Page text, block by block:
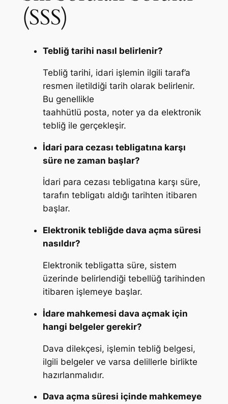
(SSS)
Tebliğ tarihi nasıl belirlenir?
Tebliğ tarihi, idari işlemin ilgili taraf’a
resmen iletildiği tarih olarak belirlenir.
Bu genellikle
taahhütlü posta, noter ya da elektronik
tebliğ ile gerçekleşir.
İdari para cezası tebligatına karşı
süre ne zaman başlar?
İdari para cezası tebligatına karşı süre,
tarafın tebligatı aldığı tarihten itibaren
başlar.
Elektronik tebliğde dava açma süresi
nasıldır?
Elektronik tebligatta süre, sistem
üzerinde belirlendiği tebellüğ tarihinden
itibaren işlemeye başlar.
İdare mahkemesi dava açmak için
hangi belgeler gerekir?
Dava dilekçesi, işlemin tebliğ belgesi,
ilgili belgeler ve varsa delillerle birlikte
hazırlanmalıdır.
Dava açma süresi içinde mahkemeye